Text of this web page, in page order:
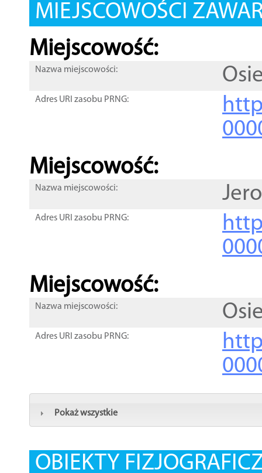
MIEJSCOWOŚCI
Miejscowość:
Nazwa miejscowości:
Adres URI zasobu PRNG:
Miejscowość:
Nazwa miejscowości:
Adres URI zasobu PRNG:
Miejscowość:
Nazwa miejscowości:
Adres URI zasobu PRNG:
Pokaż wszystkie
OBIEKTY